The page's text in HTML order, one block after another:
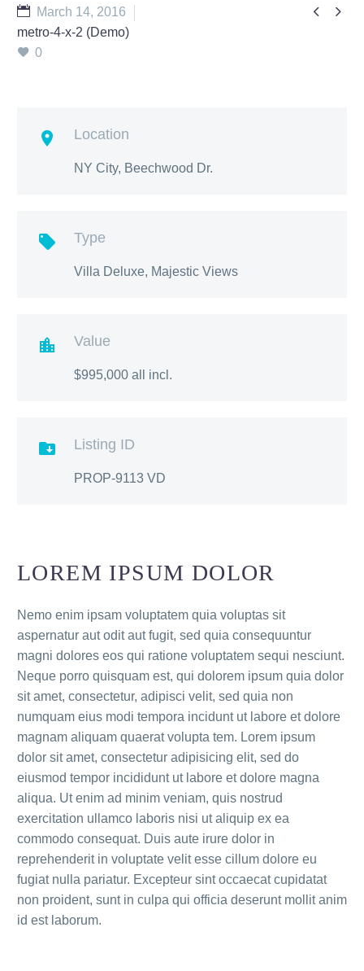
 
March 14, 2016
metro-4-x-2 (Demo)
0
 Location
NY City, Beechwood Dr.
 Type
Villa Deluxe, Majestic Views
 Value
$995,000 all incl.
 Listing ID
PROP-9113 VD
LOREM IPSUM DOLOR
Nemo enim ipsam voluptatem quia voluptas sit
aspernatur aut odit aut fugit, sed quia consequuntur
magni dolores eos qui ratione voluptatem sequi nesciunt.
Neque porro quisquam est, qui dolorem ipsum quia dolor
sit amet, consectetur, adipisci velit, sed quia non
numquam eius modi tempora incidunt ut labore et dolore
magnam aliquam quaerat volupta tem. Lorem ipsum
dolor sit amet, consectetur adipisicing elit, sed do
eiusmod tempor incididunt ut labore et dolore magna
aliqua. Ut enim ad minim veniam, quis nostrud
exercitation ullamco laboris nisi ut aliquip ex ea
commodo consequat. Duis aute irure dolor in
reprehenderit in voluptate velit esse cillum dolore eu
fugiat nulla pariatur. Excepteur sint occaecat cupidatat
non proident, sunt in culpa qui officia deserunt mollit anim
id est laborum.